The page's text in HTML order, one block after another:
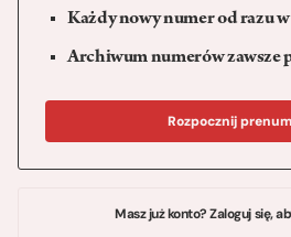
Każdy nowy numer od razu
Archiwum numerów zawsze
Rozpocznij
Masz już konto? Zaloguj się,